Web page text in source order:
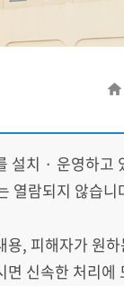
설치 · 운영하고
열람되지 않습니
, 피해자가 원
신속한 처리에